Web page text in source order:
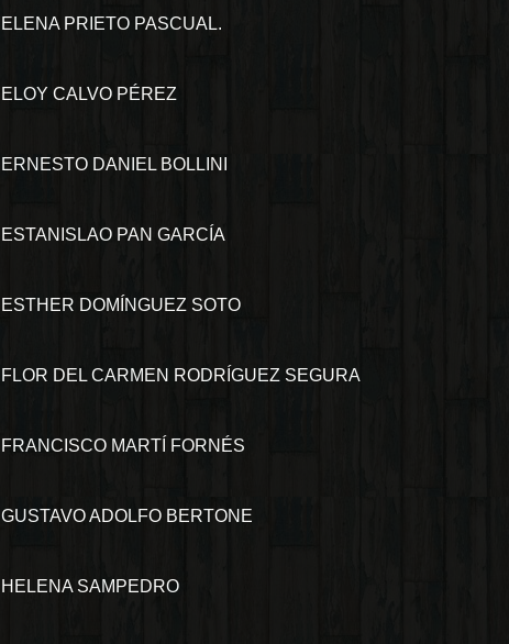
ELENA PRIETO PASCUAL.
ELOY CALVO PÉREZ
ERNESTO DANIEL BOLLINI
ESTANISLAO PAN GARCÍA
ESTHER DOMÍNGUEZ SOTO
FLOR DEL CARMEN RODRÍGUEZ SEGURA
FRANCISCO MARTÍ FORNÉS
GUSTAVO ADOLFO BERTONE
HELENA SAMPEDRO